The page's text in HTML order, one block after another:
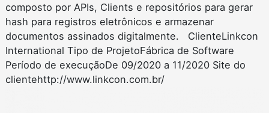
composto por APIs, Clients e repositórios para gerar
hash para registros eletrônicos e armazenar
documentos assinados digitalmente. ClienteLinkcon
International Tipo de ProjetoFábrica de Software
Período de execuçãoDe 09/2020 a 11/2020 Site do
clientehttp://www.linkcon.com.br/